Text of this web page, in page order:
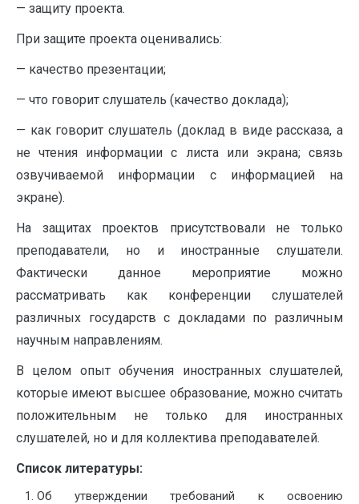
— защиту проекта.
При защите проекта оценивались:
— качество презентации;
— что говорит слушатель (качество доклада);
— как говорит слушатель (доклад в виде рассказа, а
не чтения информации с листа или экрана; связь
озвучиваемой информации с информацией на
экране).
На защитах проектов присутствовали не только
преподаватели, но и иностранные слушатели.
Фактически данное мероприятие можно
рассматривать как конференции слушателей
различных государств с докладами по различным
научным направлениям.
В целом опыт обучения иностранных слушателей,
которые имеют высшее образование, можно считать
положительным не только для иностранных
слушателей, но и для коллектива преподавателей.
Список литературы:
Об утверждении требований к освоению